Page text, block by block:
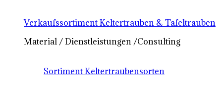
Verkaufssortiment Keltertrauben & Tafeltrauben
Material / Dienstleistungen /Consulting
Sortiment Keltertraubensorten